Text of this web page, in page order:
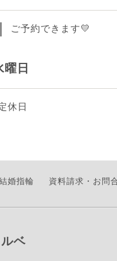
ご予約できます💛
曜日
休日
婚指輪 資料請求・お問
ベ